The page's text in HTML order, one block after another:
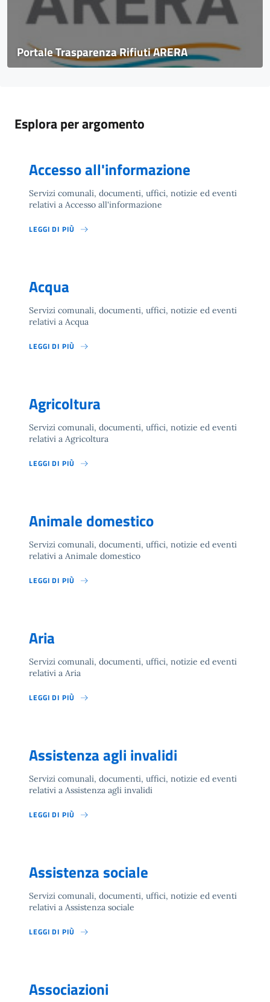
Portale Trasparenza Rifiuti ARERA
Esplora per argomento
Accesso all'informazione
Servizi comunali, documenti, uffici, notizie ed eventi
relativi a Accesso all'informazione
LEGGI DI PIÙ
Acqua
Servizi comunali, documenti, uffici, notizie ed eventi
relativi a Acqua
LEGGI DI PIÙ
Agricoltura
Servizi comunali, documenti, uffici, notizie ed eventi
relativi a Agricoltura
LEGGI DI PIÙ
Animale domestico
Servizi comunali, documenti, uffici, notizie ed eventi
relativi a Animale domestico
LEGGI DI PIÙ
Aria
Servizi comunali, documenti, uffici, notizie ed eventi
relativi a Aria
LEGGI DI PIÙ
Assistenza agli invalidi
Servizi comunali, documenti, uffici, notizie ed eventi
relativi a Assistenza agli invalidi
LEGGI DI PIÙ
Assistenza sociale
Servizi comunali, documenti, uffici, notizie ed eventi
relativi a Assistenza sociale
LEGGI DI PIÙ
Associazioni